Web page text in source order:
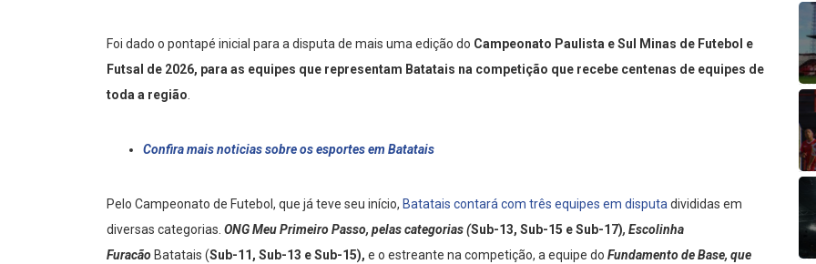
Foi dado o pontapé inicial para a disputa de mais uma edição do Campeonato Paulista e Sul Minas de Futebol e
Futsal de 2026, para as equipes que representam Batatais na competição que recebe centenas de equipes de
toda a região.
Confira mais noticias sobre os esportes em Batatais
Pelo Campeonato de Futebol, que já teve seu início, Batatais contará com três equipes em disputadivididas em
diversas categorias. ONG Meu Primeiro Passo, pelas categorias (Sub-13, Sub-15 e Sub-17), Escolinha
Furacão Batatais (Sub-11, Sub-13 e Sub-15), e o estreante na competição, a equipe do Fundamento de Base, que